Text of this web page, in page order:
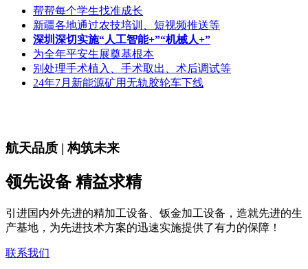
帮帮每个学生找准成长
新疆各地通过农技培训、短视频推送等
深圳深切实施“人工智能+”“机械人+”
为全年平安生展奠基根本
别处理手术植入、手术取出、术后调试等
24年7月新能源矿用无轨胶轮车下线
航天品质 | 构筑未来
领先设备 精益求精
引进国内外先进的精加工设备、钣金加工设备，造就先进的生
产基地，为先进技术方案的迅速实施提供了有力的保障！
联系我们